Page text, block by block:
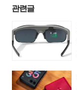
관련글